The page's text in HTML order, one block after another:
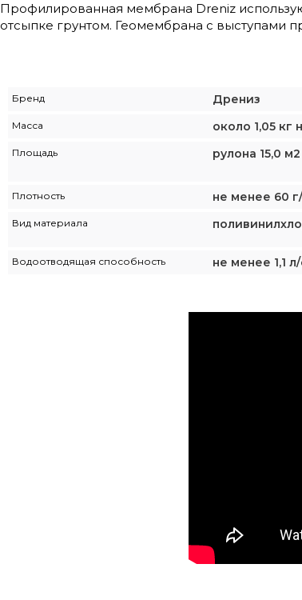
Профилированная мембрана Dreniz
отсыпке грунтом. Геомембрана с выступами
Бренд Дрениз
Масса около 1,05 кг
Площадь рулона 15,0 м2
Плотность не менее 60
Вид материала
Водоотводящая способность не менее 1,1